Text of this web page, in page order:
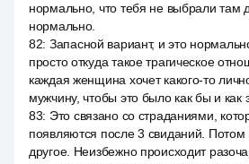
нормально, что тебя не выбрали там
нормально.
82: Запасной вариант, и это
просто откуда такое трагическое
каждая женщина хочет какого-то
мужчину, чтобы это было как бы и как
83: Это связано со страданиями,
появляются после 3 свиданий. Потом
другое. Неизбежно происходит